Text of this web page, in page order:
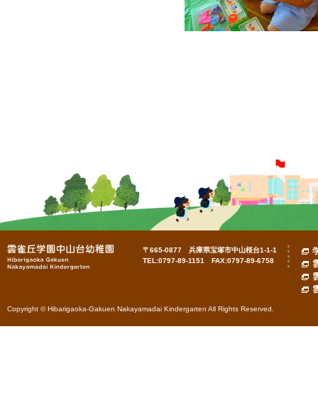
〒665-0877 兵庫県宝塚市中山桜台1-1-1
TEL:0797-89-1151 FAX:0797-89-6758
Copyright © Hibarigaoka-Gakuen Nakayamadai Kindergarten All Rights Reserved.